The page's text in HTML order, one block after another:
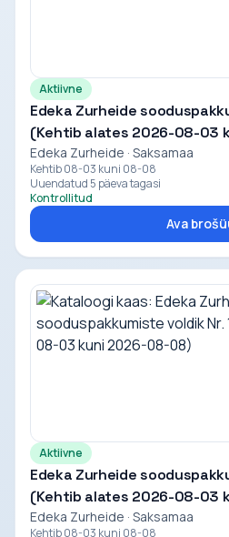
Aktiivne
Edeka Zurheide
(Kehtib alates 2026-08-03
Edeka Zurheide · Saksamaa
Kehtib 08-03 kuni 08-08
Uuendatud 5 päeva tagasi
Kontrollitud
Ava
Aktiivne
Edeka Zurheide
(Kehtib alates 2026-08-03
Edeka Zurheide · Saksamaa
Kehtib 08-03 kuni 08-08